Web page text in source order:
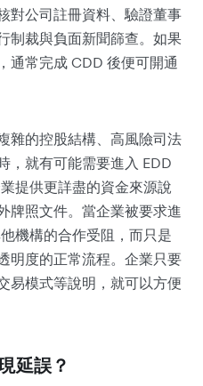
對公司註冊資料、驗證董事
制裁與負面新聞篩查。如果
通常完成 CDD 後便可開通
雜的控股結構、高風險司法
，就有可能需要進入 EDD
提供更詳盡的資金來源說
牌照文件。當企業被要求進
機構的合作受阻，而只是
明度的正常流程。企業只要
易模式等說明，就可以方便
延誤？